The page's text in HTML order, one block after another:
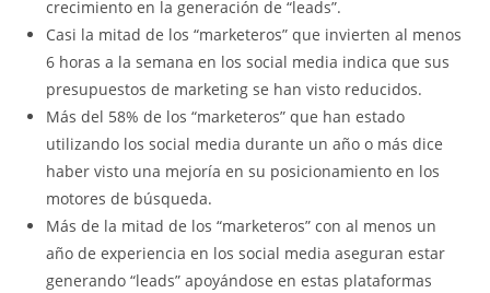
crecimiento en la generación de “leads”.
Casi la mitad de los “marketeros” que invierten al menos
6 horas a la semana en los social media indica que sus
presupuestos de marketing se han visto reducidos.
Más del 58% de los “marketeros” que han estado
utilizando los social media durante un año o más dice
haber visto una mejoría en su posicionamiento en los
motores de búsqueda.
Más de la mitad de los “marketeros” con al menos un
año de experiencia en los social media aseguran estar
generando “leads” apoyándose en estas plataformas